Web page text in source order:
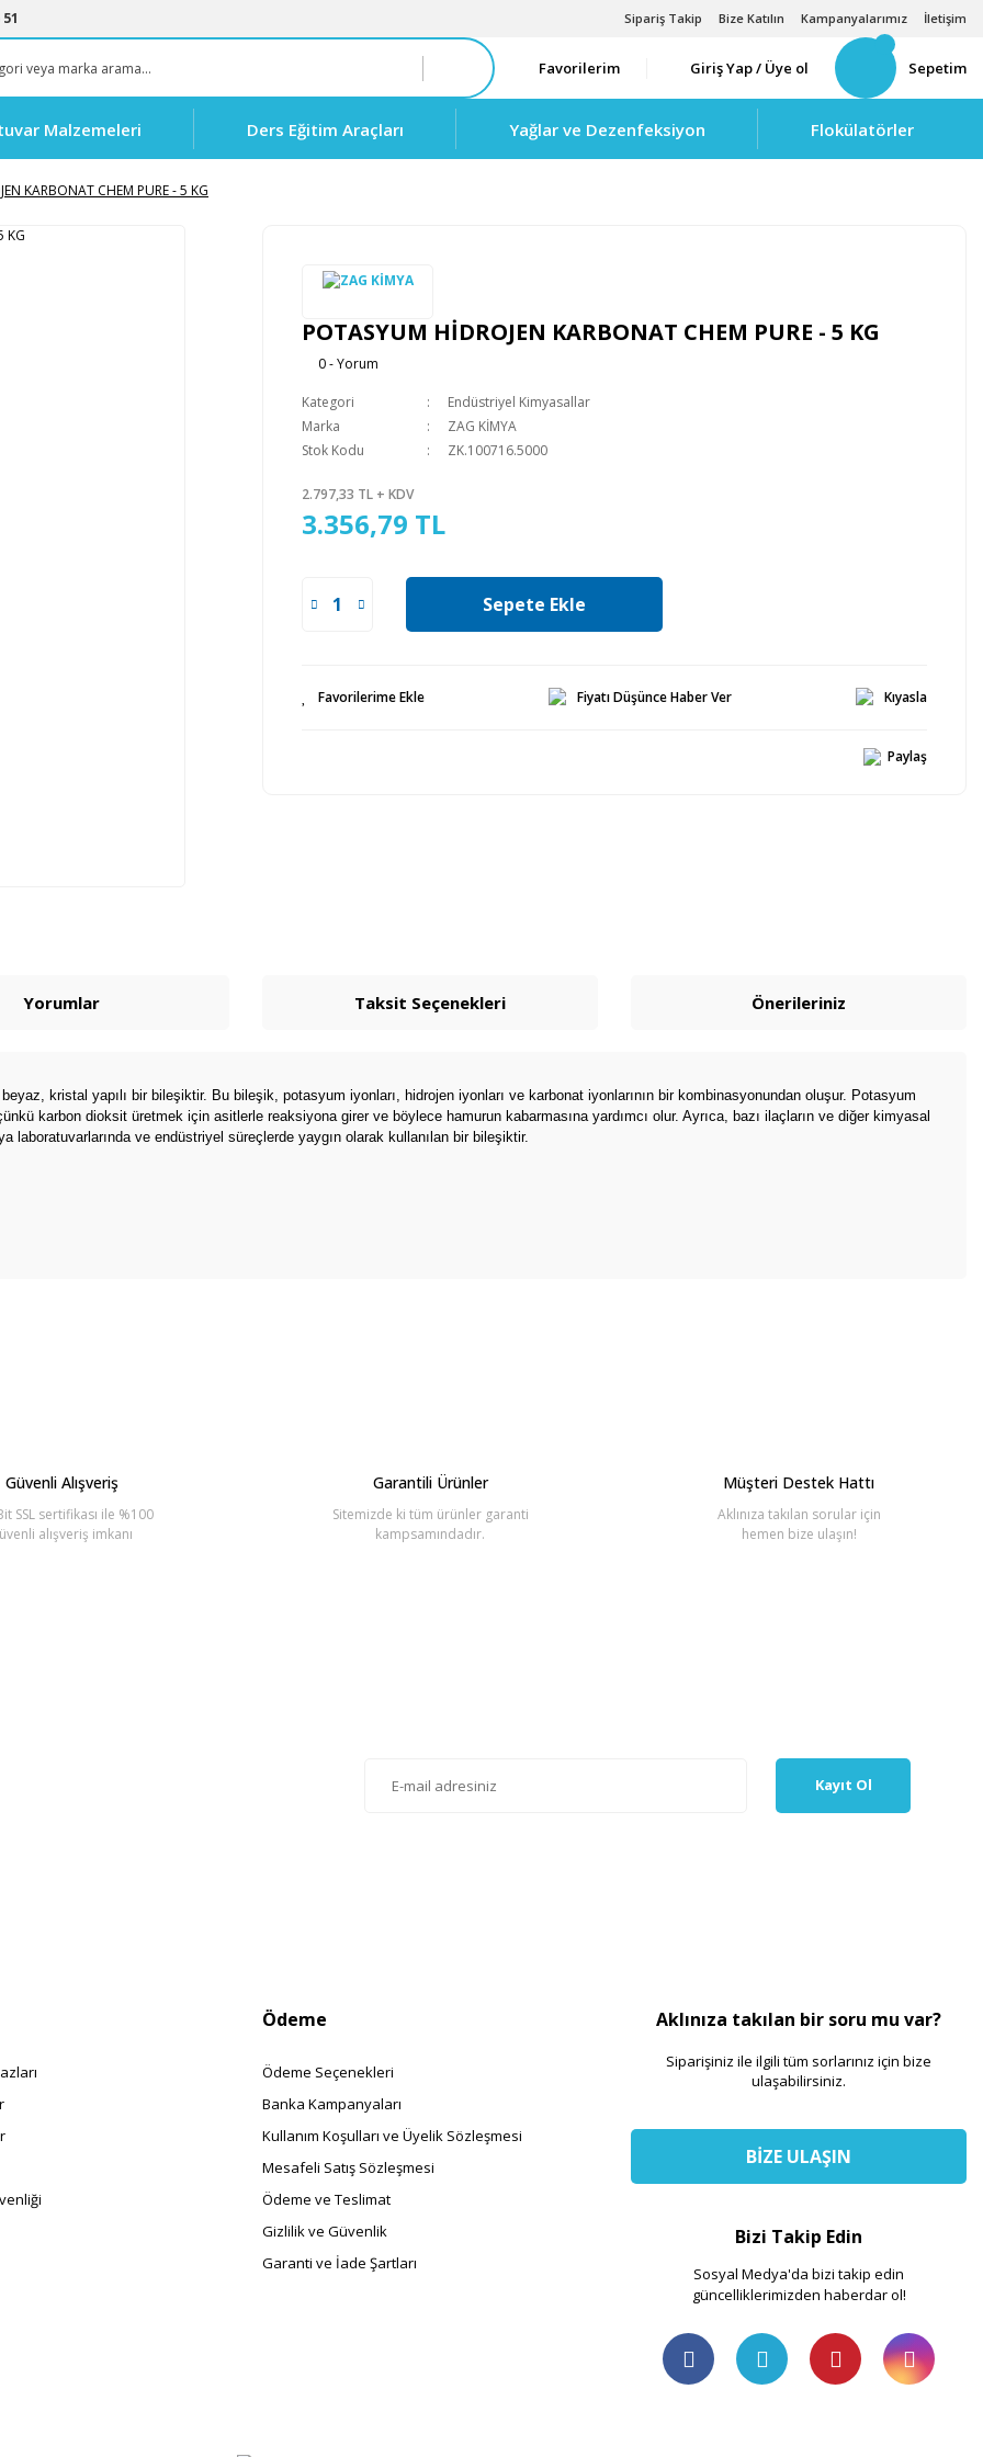
Sipariş Takip Bize Katılın Kampanyalarımız İletişim
Favorilerim Giriş Yap / Üye ol Sepetim
Malzemeleri Ders Eğitim Araçları Yağlar ve Dezenfeksiyon Flokülatörler
KARBONAT CHEM PURE - 5 KG
POTASYUM HİDROJEN KARBONAT CHEM PURE - 5 KG
0 - Yorum
Kategori
Endüstriyel Kimyasallar
Marka
ZAG KİMYA
Stok Kodu
ZK.100716.5000
2.797,33 TL + KDV
3.356,79 TL
Sepete Ekle
Fiyatı Düşünce Haber Ver Kıyasla
Paylaş
Yorumlar Taksit Seçenekleri Önerileriniz
kristal yapılı bir bileşiktir. Bu bileşik, potasyum iyonları, hidrojen iyonları ve karbonat iyonlarının bir kombinasyonundan oluşur. Potasyum
karbon dioksit üretmek için asitlerle reaksiyona girer ve böylece hamurun kabarmasına yardımcı olur. Ayrıca, bazı ilaçların ve diğer kimyasal
laboratuvarlarında ve endüstriyel süreçlerde yaygın olarak kullanılan bir bileşiktir.
Güvenli Alışveriş
SSL sertifikası ile %100
alışveriş imkanı
Garantili Ürünler
Sitemizde ki tüm ürünler garanti
kampsamındadır.
Müşteri Destek Hattı
Aklınıza takılan sorular için
hemen bize ulaşın!
Kayıt Ol
Ödeme
Ödeme Seçenekleri
Banka Kampanyaları
Kullanım Koşulları ve Üyelik Sözleşmesi
Mesafeli Satış Sözleşmesi
Ödeme ve Teslimat
Gizlilik ve Güvenlik
Garanti ve İade Şartları
Aklınıza takılan bir soru mu var?
Siparişiniz ile ilgili tüm sorlarınız için bize
ulaşabilirsiniz.
BİZE ULAŞIN
Bizi Takip Edin
Sosyal Medya'da bizi takip edin
güncelliklerimizden haberdar ol!